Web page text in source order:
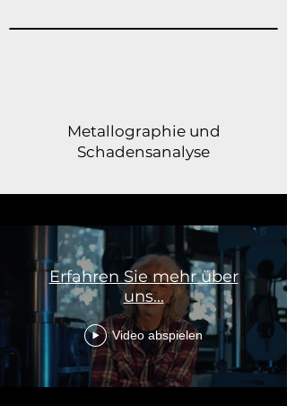
Metallographie und
Schadensanalyse
Erfahren Sie mehr über
uns...
Video abspielen